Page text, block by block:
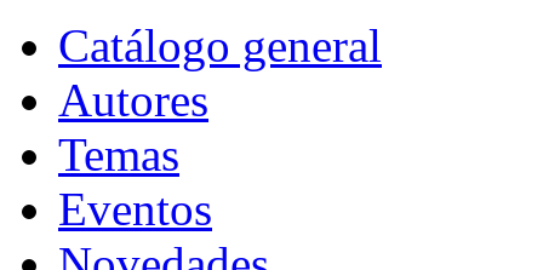
Catálogo general
Autores
Temas
Eventos